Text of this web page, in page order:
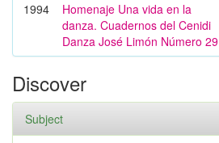
1994
Homenaje Una vida en la
danza. Cuadernos del Cenidi
Danza José Limón Número 29
Discover
Subject